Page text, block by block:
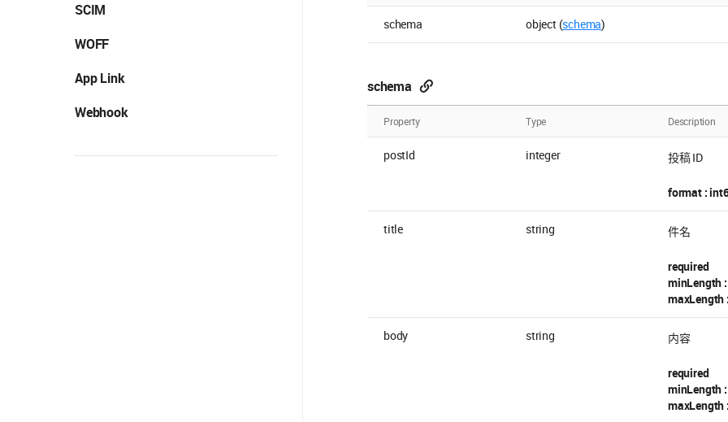
SCIM
WOFF
App Link
Webhook
schema object (schema)
schema
Property Type Description
postId integer 投稿 ID
format :
title string 件名
required
minLength
maxLength
body string 内容
required
minLength
maxLength